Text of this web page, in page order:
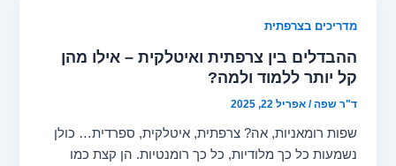
מדריכים בצרפתית
ההבדלים בין צרפתית ואיטלקית – אילו מהן
קל יותר ללמוד ולמה?
ד"ר שפה/אפריל 22, 2025
שפות רומאניות, אה? צרפתית, איטלקית, ספרדית… כולן
נשמעות כל כך מלודיות, כל כך רומנטיות. הן קצת כמו